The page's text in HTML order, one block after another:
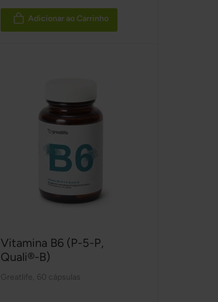
Adicionar ao Carrinho
Vitamina B6 (P-5-P,
Quali®-B)
Greatlife 60 cápsulas